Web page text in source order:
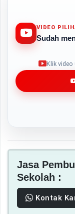
VIDEO
Sudah
Klik video
Jasa
Sekolah :
Kontak